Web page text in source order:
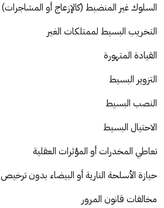
السلوك غير المنضبط (كالإزعاج أو المشاجرات)
التخريب البسيط لممتلكات الغير
القيادة المتهورة
التزوير البسيط
النصب البسيط
الاحتيال البسيط
تعاطي المخدرات أو المؤثرات العقلية
حيازة الأسلحة النارية أو البيضاء بدون ترخيص
مخالفات قانون المرور